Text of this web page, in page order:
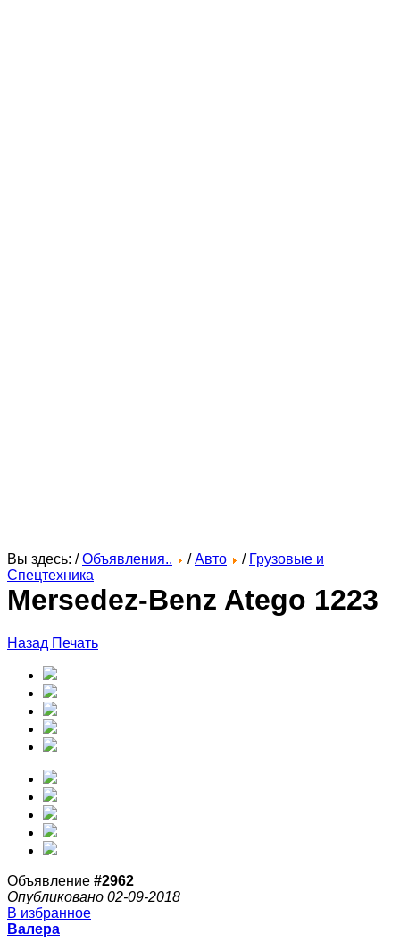
Вы здесь: /Объявления.. /Авто / Грузовые и
Спецтехника
Mersedez-Benz Atego 1223
Назад Печать
Объявление #2962
Опубликовано 02-09-2018
В избранное
Валера